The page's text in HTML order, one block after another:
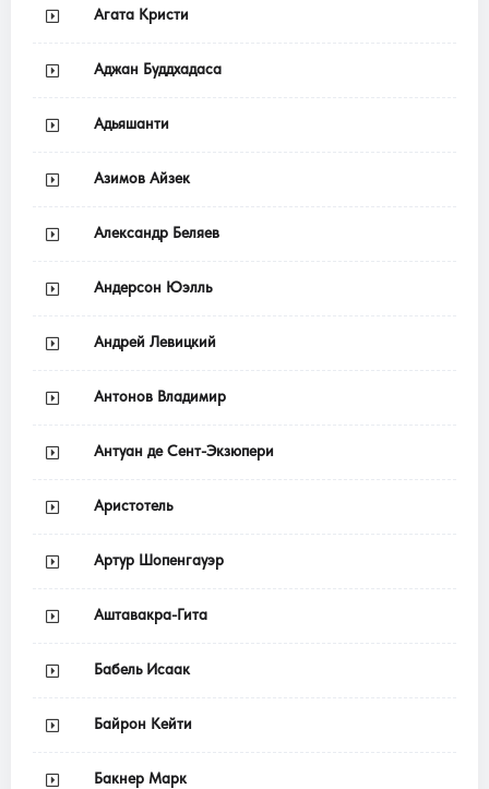
Агата Кристи
Аджан Буддхадаса
Адьяшанти
Азимов Айзек
Александр Беляев
Андерсон Юэлль
Андрей Левицкий
Антонов Владимир
Антуан де Сент-Экзюпери
Аристотель
Артур Шопенгауэр
Аштавакра-Гита
Бабель Исаак
Байрон Кейти
Бакнер Марк